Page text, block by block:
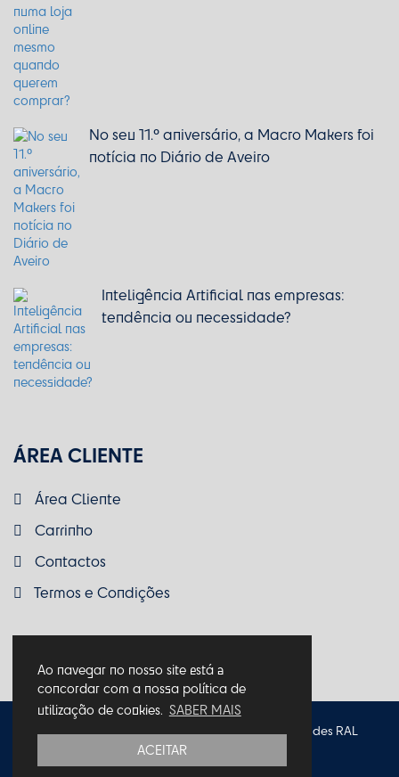
Ao navegar no nosso site está a
concordar com a nossa política de
utilização de cookies. SABER MAIS
ACEITAR
No seu 11.º aniversário, a Macro Makers foi
notícia no Diário de Aveiro
Inteligência Artificial nas empresas:
tendência ou necessidade?
ÁREA CLIENTE
Área Cliente
Carrinho
Contactos
Termos e Condições
Política de Privacidade Política de Cookies
Entidades RAL
Livro de Reclamações